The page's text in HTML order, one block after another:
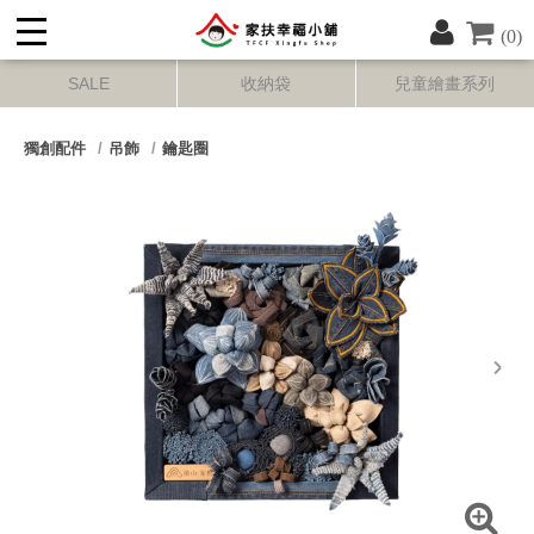
(0)
SALE 收納袋 兒童繪畫系列
獨創配件 吊飾 鑰匙圈
next